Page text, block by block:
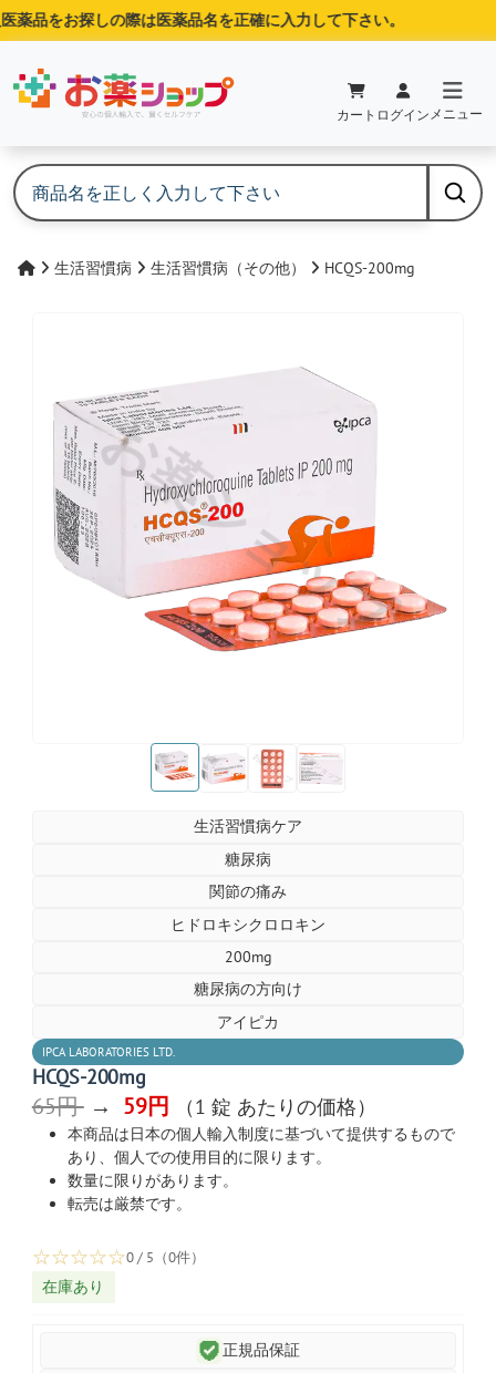
品をお探しの際は医薬品名を正確に入力して下さい。
カート ログイン メニュー
生活習慣病 生活習慣病（その他） HCQS-200mg
お薬ショップ
お薬ショップお薬ショップ お薬ショップ お薬ショップ
生活習慣病ケア
糖尿病
関節の痛み
ヒドロキシクロロキン
200mg
糖尿病の方向け
アイピカ
IPCA LABORATORIES LTD.
HCQS-200mg
65円 → 59円 （1 錠 あたりの価格）
本商品は日本の個人輸入制度に基づいて提供するもので
あり、個人での使用目的に限ります。
数量に限りがあります。
転売は厳禁です。
☆☆☆☆☆0 / 5（0件）
在庫あり
正規品保証